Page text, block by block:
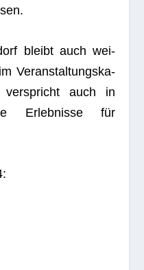
bleibt auch wei­
Ver­an­stal­tungs­ka­
auch in
Erleb­nisse für